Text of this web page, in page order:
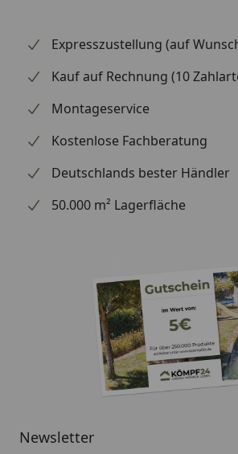
Expresszustellung (auf
Kauf auf Rechnung (10
Montageservice
Kostenlose Fachberatung
Deutschlands bester Händler
50.000 m² Lagerfläche
Newsletter